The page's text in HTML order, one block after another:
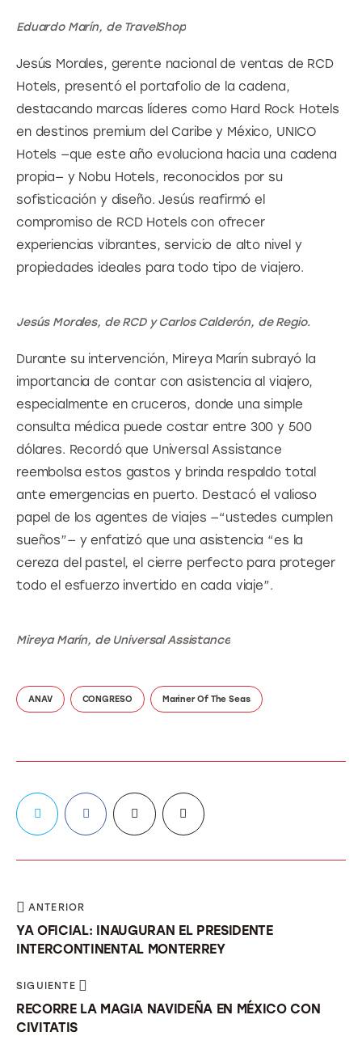
Eduardo Marín, de TravelShop
Jesús Morales, gerente nacional de ventas de RCD
Hotels, presentó el portafolio de la cadena,
destacando marcas líderes como Hard Rock Hotels
en destinos premium del Caribe y México, UNICO
Hotels —que este año evoluciona hacia una cadena
propia— y Nobu Hotels, reconocidos por su
sofisticación y diseño. Jesús reafirmó el
compromiso de RCD Hotels con ofrecer
experiencias vibrantes, servicio de alto nivel y
propiedades ideales para todo tipo de viajero.
Jesús Morales, de RCD y Carlos Calderón, de Regio.
Durante su intervención, Mireya Marín subrayó la
importancia de contar con asistencia al viajero,
especialmente en cruceros, donde una simple
consulta médica puede costar entre 300 y 500
dólares. Recordó que Universal Assistance
reembolsa estos gastos y brinda respaldo total
ante emergencias en puerto. Destacó el valioso
papel de los agentes de viajes —“ustedes cumplen
sueños”— y enfatizó que una asistencia “es la
cereza del pastel, el cierre perfecto para proteger
todo el esfuerzo invertido en cada viaje”.
Mireya Marín, de Universal Assistance
ANAV CONGRESO Mariner Of The Seas
ANTERIOR
YA OFICIAL: INAUGURAN EL PRESIDENTE
INTERCONTINENTAL MONTERREY
SIGUIENTE
RECORRE LA MAGIA NAVIDEÑA EN MÉXICO CON
CIVITATIS